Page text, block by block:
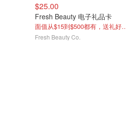
$25.00
Fresh Beauty 电子礼品卡
面值从$15到
Fresh Beauty Co.